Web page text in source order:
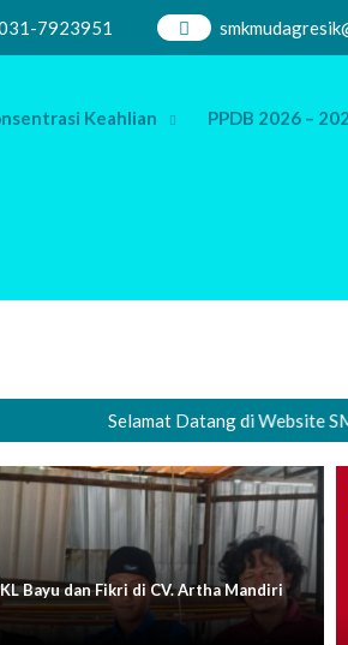
7923951
Keahlian PPDB 2026 –
Selamat Datang di Website SMK
Bayu dan Fikri di CV. Artha Mandiri
Rabu, 1 April 2026